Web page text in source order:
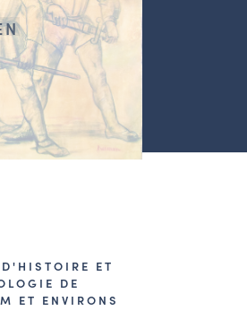
ET
DE
ET ENVIRONS